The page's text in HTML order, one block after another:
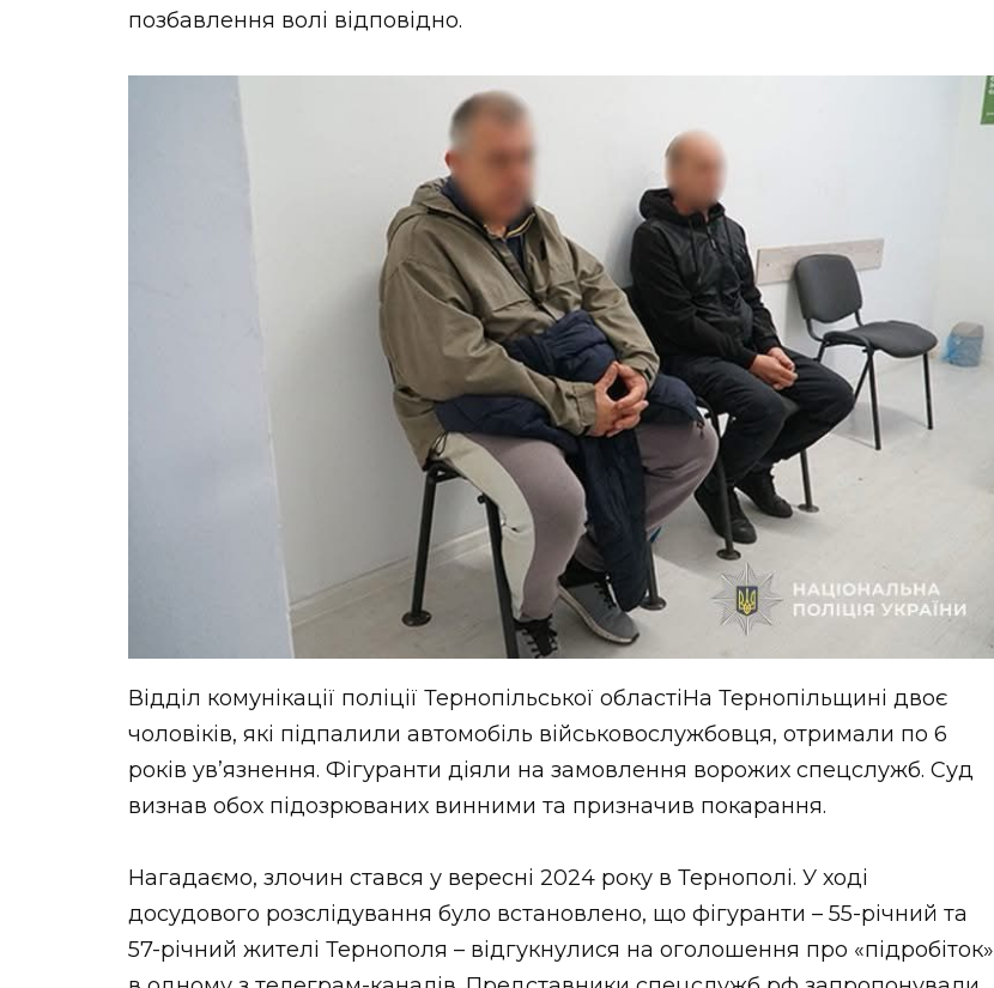
позбавлення волі відповідно.
Відділ комунікації поліції Тернопільської областіНа Тернопільщині двоє
чоловіків, які підпалили автомобіль військовослужбовця, отримали по 6
років ув’язнення. Фігуранти діяли на замовлення ворожих спецслужб. Суд
визнав обох підозрюваних винними та призначив покарання.
Нагадаємо, злочин стався у вересні 2024 року в Тернополі. У ході
досудового розслідування було встановлено, що фігуранти – 55-річний та
57-річний жителі Тернополя – відгукнулися на оголошення про «підробіток»